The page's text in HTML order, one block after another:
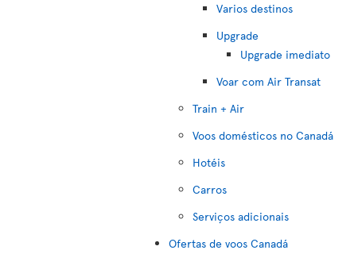
Varios destinos
Upgrade
Upgrade imediato
Voar com Air Transat
Train + Air
Voos domésticos no Canadá
Hotéis
Carros
Serviços adicionais
Ofertas de voos Canadá